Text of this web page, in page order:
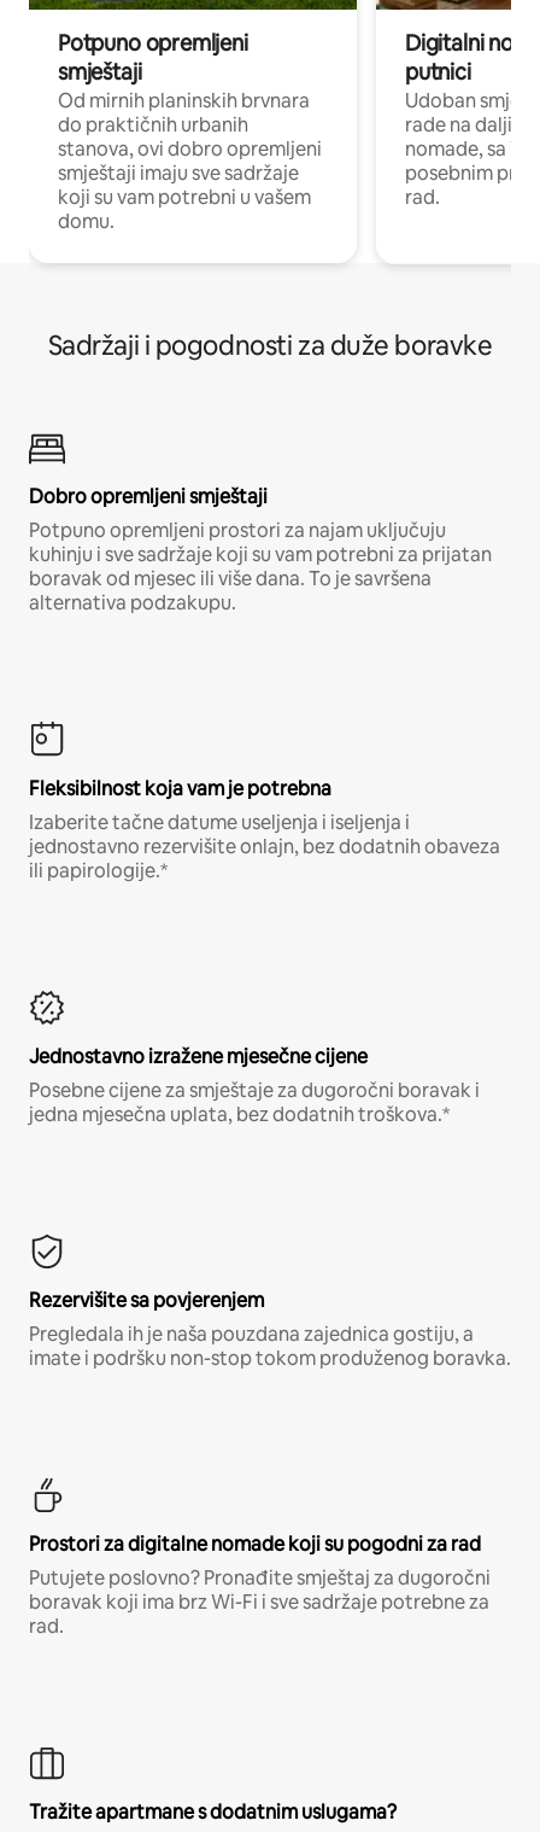
Potpuno opremljeni
smještaji
Od mirnih planinskih brvnara
do praktičnih urbanih
stanova, ovi dobro opremljeni
smještaji imaju sve sadržaje
koji su vam potrebni u vašem
domu.
Digitalni
putnici
Udoban
rade na
nomade, sa
posebnim
rad.
Sadržaji i pogodnosti za duže boravke
Dobro opremljeni smještaji
Potpuno opremljeni prostori za najam uključuju
kuhinju i sve sadržaje koji su vam potrebni za prijatan
boravak od mjesec ili više dana. To je savršena
alternativa podzakupu.
Fleksibilnost koja vam je potrebna
Izaberite tačne datume useljenja i iseljenja i
jednostavno rezervišite onlajn, bez dodatnih obaveza
ili papirologije.*
Jednostavno izražene mjesečne cijene
Posebne cijene za smještaje za dugoročni boravak i
jedna mjesečna uplata, bez dodatnih troškova.*
Rezervišite sa povjerenjem
Pregledala ih je naša pouzdana zajednica gostiju, a
imate i podršku non-stop tokom produženog boravka.
Prostori za digitalne nomade koji su pogodni za rad
Putujete poslovno? Pronađite smještaj za dugoročni
boravak koji ima brz Wi-Fi i sve sadržaje potrebne za
rad.
Tražite apartmane s dodatnim uslugama?